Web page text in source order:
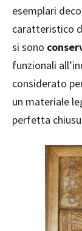
esemplari
caratteristico
si sono
funzionali
considerato
un materiale
perfetta